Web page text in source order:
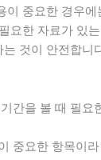
이 중요한 경우
요한 자료가 있
것이 안전합니
간을 볼 때 필요
중요한 항목이